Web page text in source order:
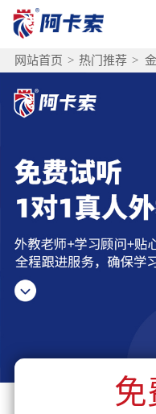
网站首页 > 热门推荐 >
免